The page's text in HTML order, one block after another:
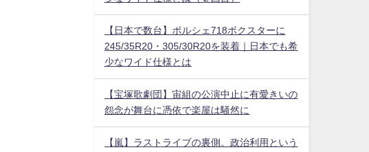
【日本で数台】ポルシェ718ボクスターに
245/35R20・305/30R20を装着｜日本でも希
少なワイド仕様とは
【宝塚歌劇団】宙組の公演中止に有愛きいの
怨念が舞台に憑依で楽屋は騒然に
【嵐】ラストライブの裏側。政治利用という